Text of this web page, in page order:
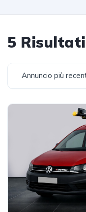
5 Risultati
Annuncio più